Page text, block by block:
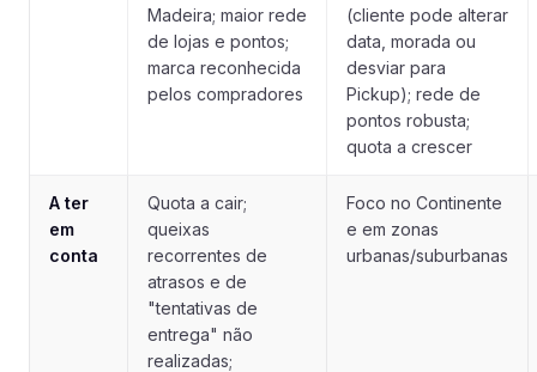
Madeira; maior rede
de lojas e pontos;
marca reconhecida
pelos compradores
(cliente pode alterar
data, morada ou
desviar para
Pickup); rede de
pontos robusta;
quota a crescer
A ter
em
conta
Quota a cair;
queixas
recorrentes de
atrasos e de
"tentativas de
entrega" não
realizadas;
Foco no Continente
e em zonas
urbanas/suburbanas